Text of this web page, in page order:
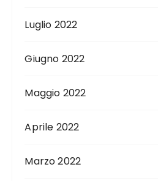
Luglio 2022
Giugno 2022
Maggio 2022
Aprile 2022
Marzo 2022